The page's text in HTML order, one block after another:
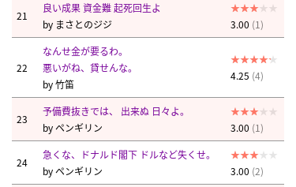
21
良い成果 資金難 起死回生よ
by まさとのジジ 3.00 (1)
22
なんせ金が要るわ。
悪いがね、貸せんな。
by竹笛
4.25 (4)
23
予備費抜きでは、 出来ぬ 日々よ。
byペンギリン 3.00 (1)
24
急くな、ドナルド閣下 ドルなど失くせ。
byペンギリン 3.00 (2)